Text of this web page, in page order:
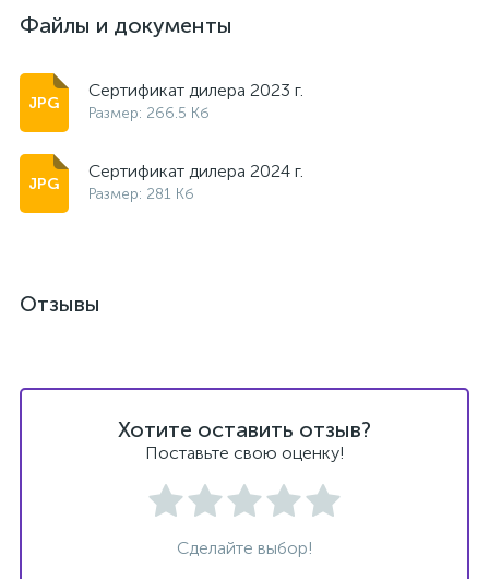
Файлы и документы
Сертификат дилера 2023 г.
Размер: 266.5 Кб
Сертификат дилера 2024 г.
Размер: 281 Кб
Отзывы
Хотите оставить отзыв?
Поставьте свою оценку!
Сделайте выбор!